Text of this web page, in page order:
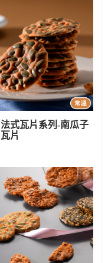
法式瓦片系列-南瓜子
瓦片